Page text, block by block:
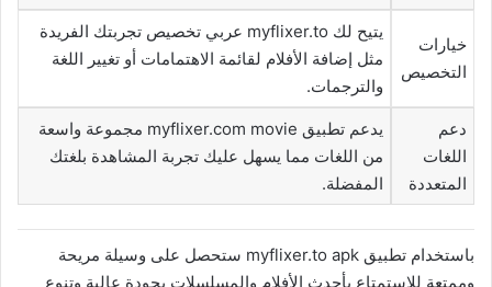
خيارات
التخصيص
يتيح لك myflixer.to عربي تخصيص تجربتك الفريدة
مثل إضافة الأفلام لقائمة الاهتمامات أو تغيير اللغة
والترجمات.
دعم
اللغات
المتعددة
يدعم تطبيق myflixer.com movie مجموعة واسعة
من اللغات مما يسهل عليك تجربة المشاهدة بلغتك
المفضلة.
باستخدام تطبيق myflixer.to apk ستحصل على وسيلة مريحة
وممتعة للاستمتاع بأحدث الأفلام والمسلسلات بجودة عالية وتنوع